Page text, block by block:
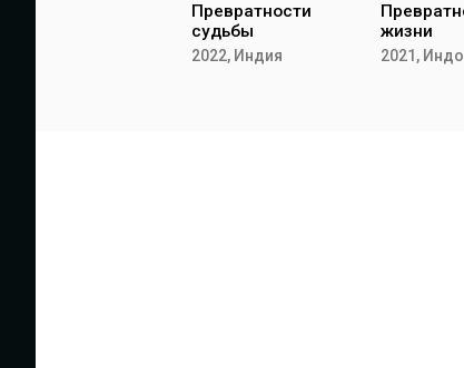
Превратности
судьбы
2022, Индия
жизни